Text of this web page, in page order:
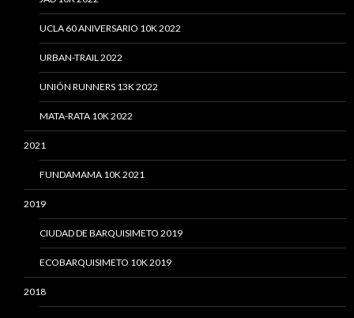
UCLA 60 ANIVERSARIO 10K 2022
URBAN-TRAIL 2022
UNIÓN RUNNERS 13K 2022
MATA-RATA 10K 2022
2021
FUNDAMAMA 10K 2021
2019
CIUDAD DE BARQUISIMETO 2019
ECOBARQUISIMETO 10K 2019
2018